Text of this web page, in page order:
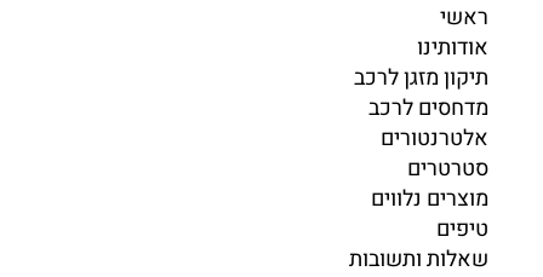
ראשי
אודותינו
תיקון מזגן לרכב
מדחסים לרכב
אלטרנטורים
סטרטרים
מוצרים נלווים
טיפים
שאלות ותשובות